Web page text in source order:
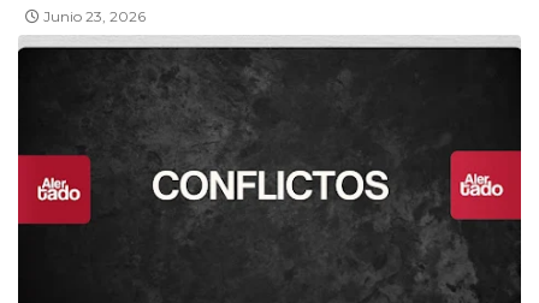
Junio 23, 2026